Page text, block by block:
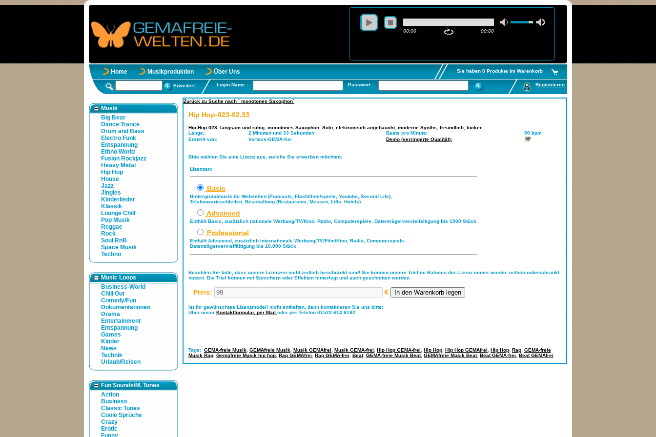
00:00 00:00
Home Musikproduktion Über Uns Sie haben 0 Produkte im Warenkorb
Erweitert Login-Name : Passwort : Registrieren
Musik
Big Beat
Dance Trance
Drum and Bass
Electro Funk
Entspannung
Ethno World
Fusion Rockjazz
Heavy Metal
Hip Hop
House
Jazz
Jingles
Kinderlieder
Klassik
Lounge Chill
Pop Musik
Reggae
Rock
Soul RnB
Space Musik
Techno
Music Loops
Business-World
Chill Out
Comedy/Fun
Dokumentationen
Drama
Entertainment
Entspannung
Games
Kinder
News
Technik
Urlaub/Reisen
Fun Sounds/M. Tunes
Action
Business
Classic Tunes
Coole Sprüche
Crazy
Erotic
Funny
Zurück zu Suche nach ` monotones Saxophon`
Hip Hop-023-02.33
Hip-Hop 023 langsam und ruhig monotones Saxophon Solo elektronisch angehaucht, moderne Synths freundlich locker
Länge:
2 Minuten und 33 Sekunden Beats pro Minute:
90 bpm
Erstellt von:
Vortecs-GEMA-frei Demo (verringerte Qualität):
Bitte wählen Sie eine Lizenz aus, welche Sie erwerben möchten:
Lizenzen:
Basic
Hintergrundmusik für Webseiten (Podcasts, Flashfilme/spiele, Youtube, Second Life),
Telefonwarteschleifen, Beschallung (Restaurants, Messen, Lifts, Hotels)
Advanced
Enthält Basic, zusätzlich nationale Werbung/TV/Kino, Radio, Computerspiele, Datenträgervervielfältigung bis 1000 Stück
Professional
Enthält Advanced, zusätzlich internationale Werbung/TV/Film/Kino, Radio, Computerspiele,
Datenträgervervielfältigung bis 10.000 Stück
Beachten Sie bitte, dass unsere Lizenzen nicht zeitlich beschränkt sind! Sie können unsere Titel im Rahmen der Lizenz immer wieder zeitlich unbeschränkt
nutzen. Die Titel können mit Sprechern oder Effekten hinterlegt und auch geschnitten werden.
Preis: €
Ist Ihr gewünschtes Lizenzmodell nicht enthalten, dann kontaktieren Sie uns bitte:
Über unser Kontaktformular, per Mail oder per Telefon 01522-614 6182
Tags: GEMA-freie Musik GEMAfreie Musik Musik GEMAfrei Musik GEMA-frei Hip Hop GEMA-frei Hip Hop Hip Hop GEMAfrei Hip Hop Rap GEMA-freie
Musik Rap Gemafreie Musik hip hop Rap GEMAfrei Rap GEMA-frei Beat, GEMA-freie Musik Beat, GEMAfreie Musik Beat, Beat GEMA-frei Beat GEMAfrei